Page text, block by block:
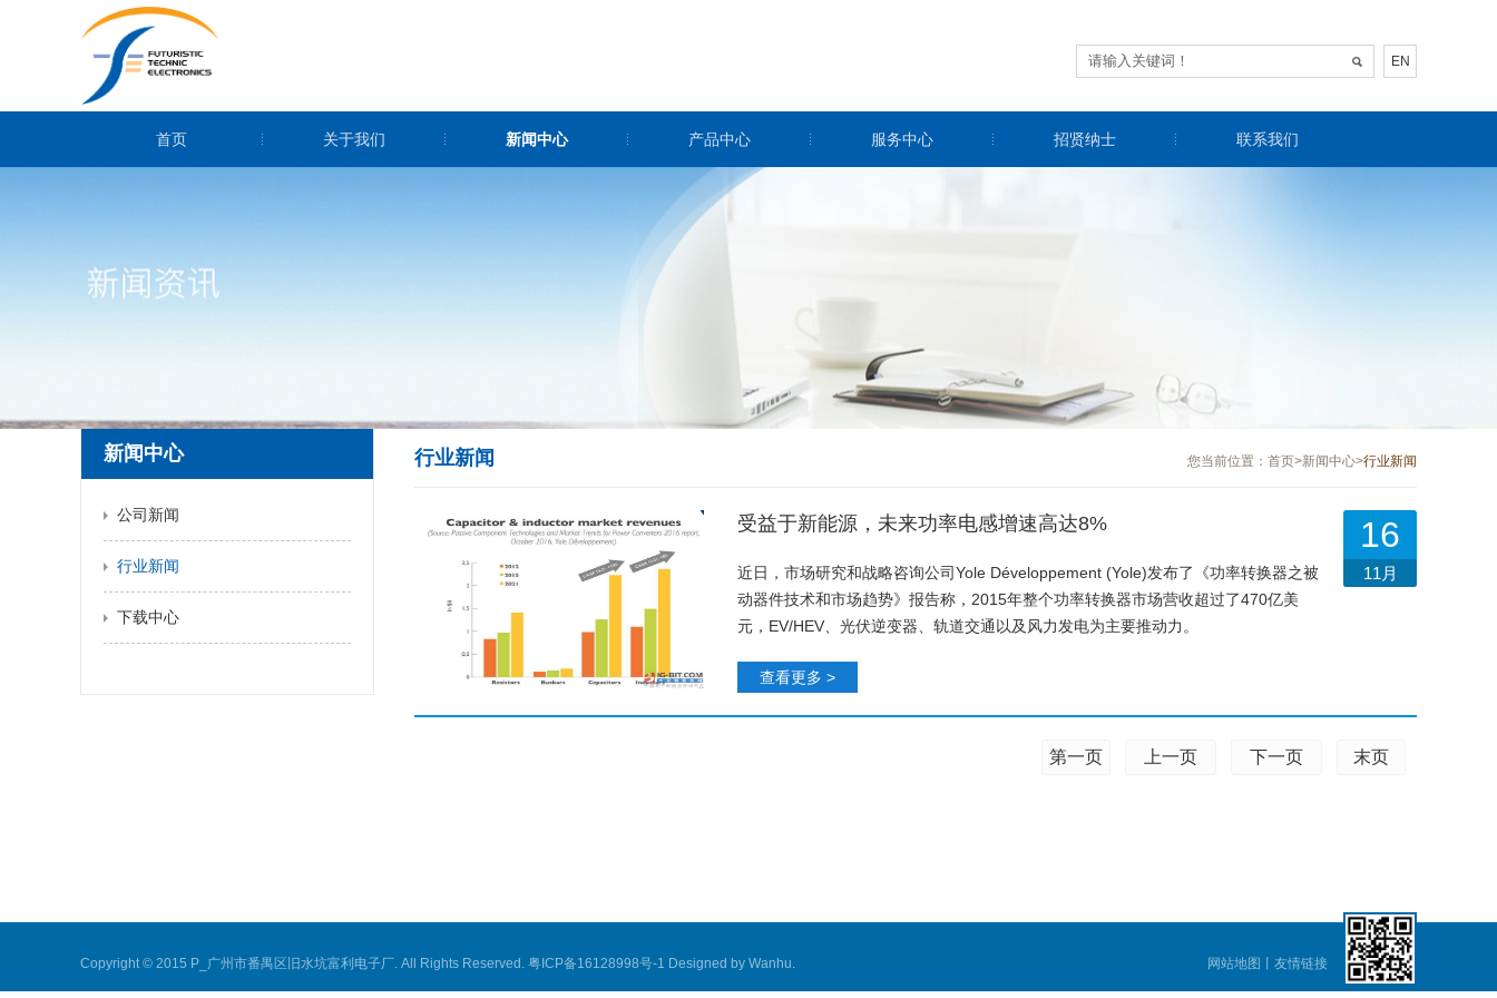
EN
首页 关于我们 新闻中心 产品中心 服务中心 招贤纳士 联系我们
新闻中心
公司新闻
行业新闻
下载中心
您当前位置： 首页>新闻中心>行业新闻
行业新闻
16
11月
受益于新能源，未来功率电感增速高达8%
近日，市场研究和战略咨询公司Yole Développement (Yole)发布了《功率转换器之被
动器件技术和市场趋势》报告称，2015年整个功率转换器市场营收超过了470亿美
元，EV/HEV、光伏逆变器、轨道交通以及风力发电为主要推动力。
查看更多 >
第一页 上一页 下一页 末页
网站地图 友情链接
Copyright © 2015 P_广州市番禺区旧水坑富利电子厂. All Rights Reserved. 粤ICP备16128998号-1 Designed by Wanhu.